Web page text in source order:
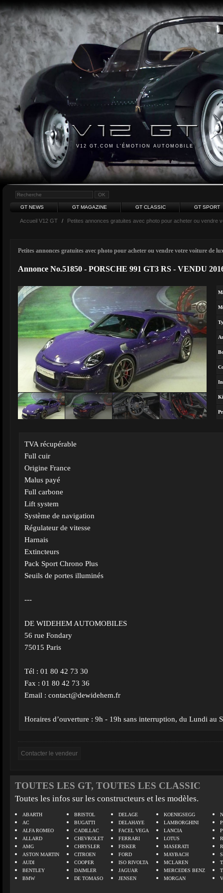
V12 GT.COM L'ÉMOTION AUTOMOBILE
GT NEWS GT MAGAZINE GT CLASSIC GT SPORT
Accueil V12 GT / Petites annonces gratuites avec photo pour acheter ou vendre
Petites annonces gratuites avec photo pour acheter ou vendre votre voiture de
Annonce No.51850 - PORSCHE 991 GT3 RS - VENDU
TVA récupérable
Full cuir
Origine France
Malus payé
Full carbone
Lift system
Système de navigation
Régulateur de vitesse
Harnais
Extincteurs
Pack Sport Chrono Plus
Seuils de portes illuminés
---
DE WIDEHEM AUTOMOBILES
56 rue Fondary
75015 Paris
Tél : 01 80 42 73 30
Fax : 01 80 42 73 36
Email : contact@dewidehem.fr
Horaires d’ouverture : 9h - 19h sans interruption, du Lundi au
TOUTES LES GT, TOUTES LES CLASSIC
Toutes les infos sur les constructeurs et les modèles.
ABARTH
AC
ALFA ROMEO
ALLARD
AMG
ASTON MARTIN
AUDI
BENTLEY
BMW
BRISTOL
BUGATTI
CADILLAC
CHEVROLET
CHRYSLER
CITROEN
COOPER
DAIMLER
DE TOMASO
DELAGE
DELAHAYE
FACEL VEGA
FERRARI
FISKER
FORD
ISO RIVOLTA
JAGUAR
JENSEN
KOENIGSEGG
LAMBORGHINI
LANCIA
LOTUS
MASERATI
MAYBACH
MCLAREN
MERCEDES BENZ
MORGAN